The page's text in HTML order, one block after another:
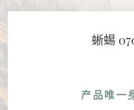
蜥蜴
产品唯一